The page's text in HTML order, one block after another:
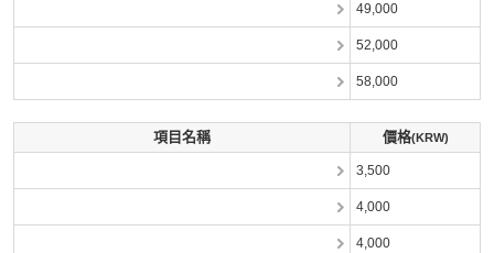
49,000
52,000
58,000
項目名稱 價格(KRW)
3,500
4,000
4,000